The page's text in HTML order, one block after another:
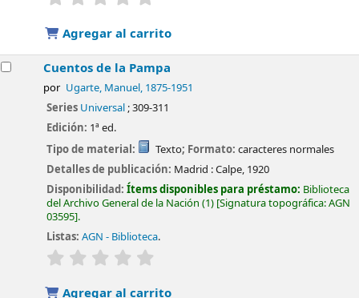
Agregar al carrito
Cuentos de la Pampa
por Ugarte, Manuel, 1875-1951
Series Universal; 309-311
Edición: 1ª ed.
Tipo de material:
Texto; Formato: caracteres normales
Detalles de publicación: Madrid :Calpe, 1920
Disponibilidad:Ítems disponibles para préstamo: Biblioteca
del Archivo General de la Nación (1) Signatura topográfica:AGN
03595 .
Listas: AGN - Biblioteca.
valoración
Agregar al carrito